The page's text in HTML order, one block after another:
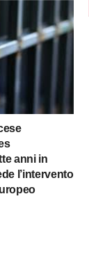
anni in
l’intervento